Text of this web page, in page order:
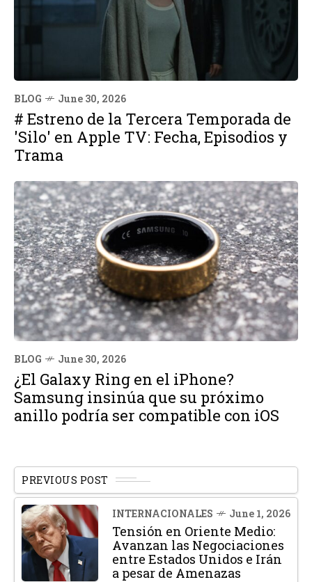
BLOG June 30, 2026
# Estreno de la Tercera Temporada de
'Silo' en Apple TV: Fecha, Episodios y
Trama
BLOG June 30, 2026
¿El Galaxy Ring en el iPhone?
Samsung insinúa que su próximo
anillo podría ser compatible con iOS
PREVIOUS POST
INTERNACIONALES June 1, 2026
Tensión en Oriente Medio:
Avanzan las Negociaciones
entre Estados Unidos e Irán
a pesar de Amenazas